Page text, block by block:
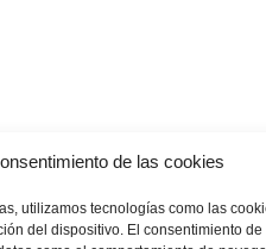
de las cookies
utilizamos tecnologías como las
del dispositivo. El consentimiento de